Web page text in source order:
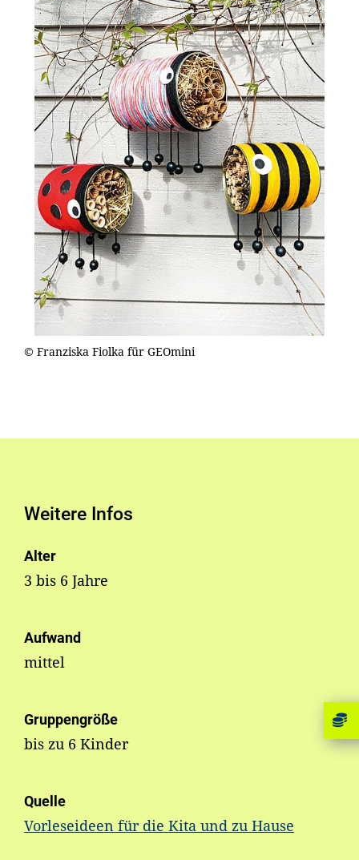
© Franziska Fiolka für GEOmini
Weitere Infos
Alter
3 bis 6 Jahre
Aufwand
mittel
Gruppengröße
bis zu 6 Kinder
Quelle
Vorleseideen für die Kita und zu Hause